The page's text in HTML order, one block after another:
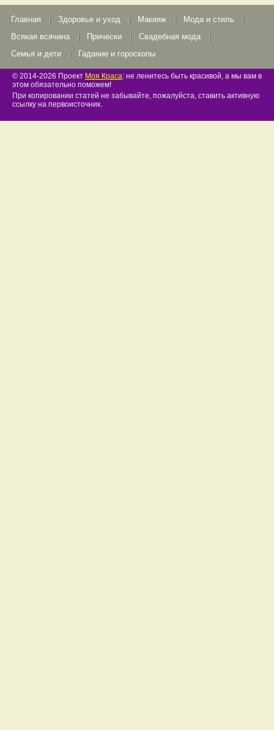
Главная Здоровье и уход Макияж
Мода и стиль
Всякая всячина
Прически
Свадебная мода
Семья и дети
Гадание и гороскопы
© 2014-2026 Проект Моя Краса: не ленитесь быть красивой, а мы вам в
этом обязательно поможем!
При копировании статей не забывайте, пожалуйста, ставить активную
ссылку на первоисточник.